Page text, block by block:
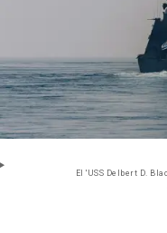
El 'USS Delbert D.